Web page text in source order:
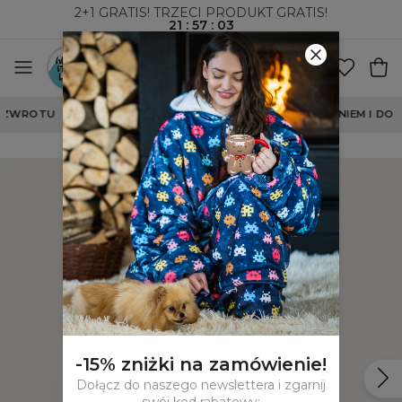
2+1 GRATIS! TRZECI PRODUKT GRATIS!
21 :57 : 03
WYSYŁKA ZA POBRANIEM I DO PACZKOMATÓW
-15% zniżki na zamówienie!
Dołącz do naszego newslettera i zgarnij